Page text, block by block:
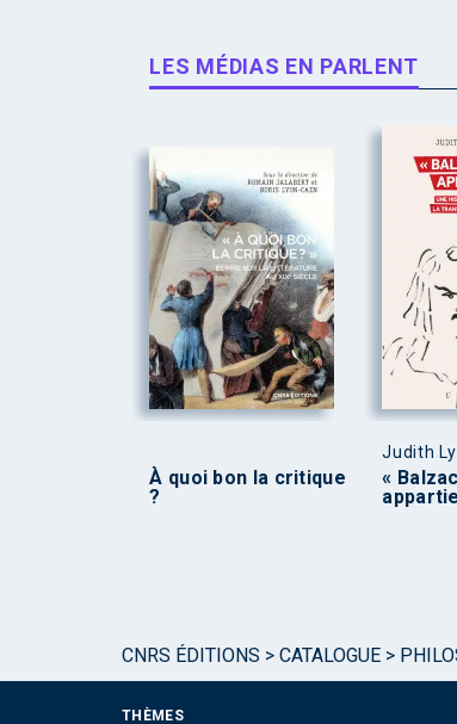
LES MÉDIAS EN PARLENT
À quoi bon la critique
?
Judith
«
CNRS ÉDITIONS > CATALOGUE >
THÈMES